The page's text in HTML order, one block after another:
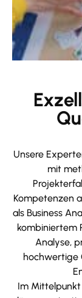
Unsere
mit
Kompetenzen
als Business
kombiniertem
Analyse,
hochwertige
Im Mittelpunkt